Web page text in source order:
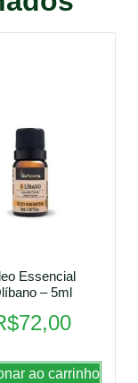
Essencial
– 5ml
72,00
ao carrinho